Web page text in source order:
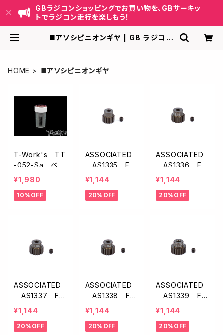
GBラジコンショッピングでお買い物を、GBサーキッ
トでラジコン走行を楽しもう！
◼️アソシピニオンギヤ | GB ラジコン
HOME
◼️アソシピニオンギヤ
T-Work's TT
-052-Sa ベア
リングクリーナ
ー(S)
¥1,980
10%OFF
ASSOCIATED
AS1335 FT
アルミ製ピニオ
ンギア【17T/48
P】
¥1,144
20%OFF
ASSOCIATED
AS1336 FT
アルミ製ピニオ
ンギア【18T/48
P】
¥1,144
20%OFF
ASSOCIATED
AS1337 FT
アルミ製ピニオ
ンギア【19T/48
P】
¥1,144
20%OFF
ASSOCIATED
AS1338 FT
アルミ製ピニオ
ンギア【20T/48
P】
¥1,144
20%OFF
ASSOCIATED
AS1339 FT
アルミ製ピニオ
ンギア【21T/48
P】
¥1,144
20%OFF